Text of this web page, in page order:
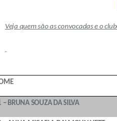
Veja quem são as convocadas e o
– BRUNA SOUZA DA SILVA